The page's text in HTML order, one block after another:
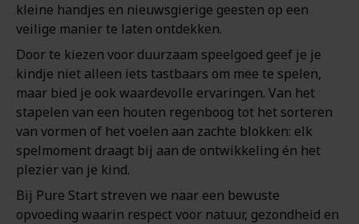
kleine handjes en nieuwsgierige geesten op een
veilige manier te laten ontdekken.
Door te kiezen voor duurzaam speelgoed geef je je
kindje niet alleen iets tastbaars om mee te spelen,
maar bied je ook waardevolle ervaringen. Van het
stapelen van een houten regenboog tot het sorteren
van vormen of het voelen aan zachte blokken: elk
spelmoment draagt bij aan de ontwikkeling én het
plezier van je kind.
Bij Pure Start streven we naar een bewuste
opvoeding waarin respect voor natuur, gezondheid en